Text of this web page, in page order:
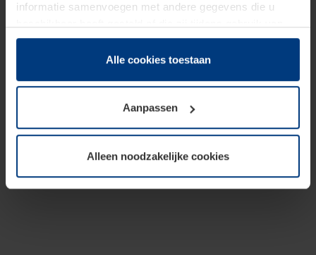
informatie samenvoegen met andere gegevens die u
hun diensten hebben verzameld.
Juridisch hebben wij het recht om cookies op uw
van deze pagina's absoluut vereist is. Voor alle andere
soorten cookies is uw toestemming benodigd. Uw
toestemming kunt u op elk moment bij de uitleg van de
wijzigen of herroepen.
Alle cookies toestaan
Aanpassen
Alleen noodzakelijke cookies